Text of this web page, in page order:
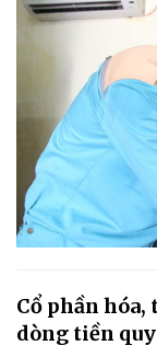
Cổ phần hóa,
dòng tiền